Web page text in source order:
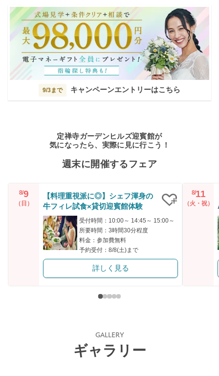
9/3まで キャンペーンエントリーはこちら
定禅寺ガーデンヒルズ迎賓館が
気になったら、実際に見に行こう！
週末に開催するフェア
8/9
（日）
【料理重視派に◎】シェフ渾身の
牛フィレ試食×貸切迎賓館体験
受付時間：10:00～ 14:45～ 15:00～
所要時間：3時間30分程度
料金：参加費無料
予約受付：8/8(土)まで
詳しく見る
8/11
（火・祝）
GALLERY
ギャラリー